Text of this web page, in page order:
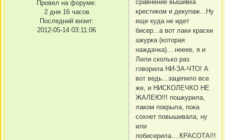
Провел на форуме:
2 дня 16 часов
Последний визит:
2012-05-14 03:11:06
сравнение вышивка
крестиком и декупаж...Ну
еще куда не идет
бисер...а вот лаки краски
шкурка (которая
наждачка)....нееее, я и
Лили сколько раз
говорила НИ-ЗА-ЧТО! А
вот ведь...зацепило все
же, и НИСКОЛЕЧКО НЕ
ЖАЛЕЮ!!! пошкурила,
лаком покрыла, пока
сохнет повышивала, ну
или
побисерила....КРАСОТА!!!